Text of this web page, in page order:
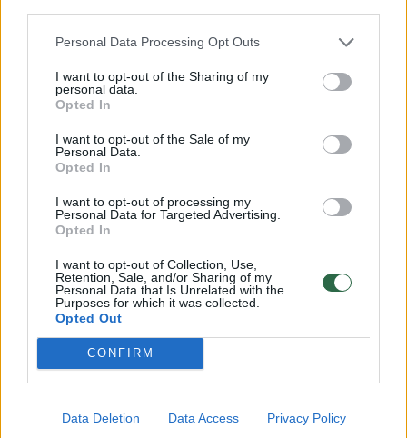
Personal Data Processing Opt Outs
I want to opt-out of the Sharing of my
personal data.
Opted In
I want to opt-out of the Sale of my
Personal Data.
Opted In
I want to opt-out of processing my
Personal Data for Targeted Advertising.
Opted In
I want to opt-out of Collection, Use,
Retention, Sale, and/or Sharing of my
Personal Data that Is Unrelated with the
Purposes for which it was collected.
Opted Out
CONFIRM
Data Deletion Data Access Privacy Policy
žaidynėse lietuviai iškovojo 1 sidabro ir 3
aukso ir 1 sidabro medalį.
Olimpiados medalininkai ir jų pagalbininkai –
pagrindiniai pretendentai beveik visose
nominacijose.
2016 m. apdovanojimų nominacijos
Metų sportininkas.
m., sunkioji atletika, III vieta olimpinėse
žaidynėse), Žygimantas Stanulis (23 m.,
Henrikas Žustautas (22 m., baidarių ir kanojų